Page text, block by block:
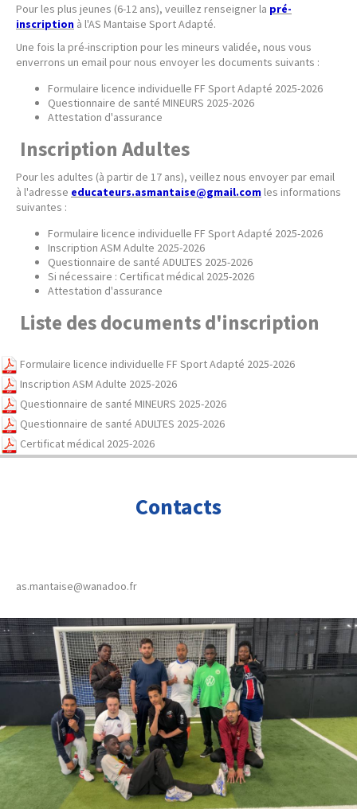
Pour les plus jeunes (6-12 ans), veuillez renseigner la pré-
inscription à l'AS Mantaise Sport Adapté.
Une fois la pré-inscription pour les mineurs validée, nous vous
enverrons un email pour nous envoyer les documents suivants :
Formulaire licence individuelle FF Sport Adapté 2025-2026
Questionnaire de santé MINEURS 2025-2026
Attestation d'assurance
Inscription Adultes
Pour les adultes (à partir de 17 ans), veillez nous envoyer par email
à l'adresse educateurs.asmantaise@gmail.comles informations
suivantes :
Formulaire licence individuelle FF Sport Adapté 2025-2026
Inscription ASM Adulte 2025-2026
Questionnaire de santé ADULTES 2025-2026
Si nécessaire : Certificat médical 2025-2026
Attestation d'assurance
Liste des documents d'inscription
Formulaire licence individuelle FF Sport Adapté 2025-2026
Inscription ASM Adulte 2025-2026
Questionnaire de santé MINEURS 2025-2026
Questionnaire de santé ADULTES 2025-2026
Certificat médical 2025-2026
Contacts
as.mantaise@wanadoo.fr